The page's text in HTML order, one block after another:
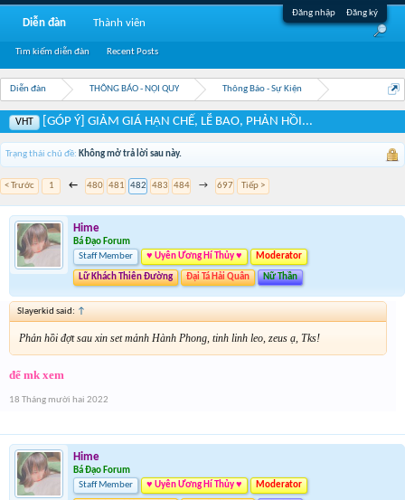
Đăng nhập Đăng ký
Diễn đàn THÔNG BÁO - NỘI QUY Thông Báo - Sự Kiện
VHT [GÓP Ý] GIẢM GIÁ HẠN CHẾ, LỄ BAO, PHẢN HỒI...
Trạng thái chủ đề: Không mở trả lời sau này.
< Trước 1 ← 480 481 482 483 484 → 697 Tiếp >
Hime
Bá Đạo Forum
Staff Member
♥ Uyên Ương Hí Thủy ♥ Moderator
Lữ Khách Thiên Đường Đại Tá Hải Quân Nữ Thần
Slayerkid said: ↑
Phản hồi đợt sau xin set mảnh Hành Phong, tinh linh leo, zeus ạ, Tks!
để mk xem
18 Tháng mười hai 2022
Hime
Bá Đạo Forum
Staff Member
♥ Uyên Ương Hí Thủy ♥ Moderator
Diễn đàn
Tìm kiếm diễn đàn Recent Posts
Thành viên